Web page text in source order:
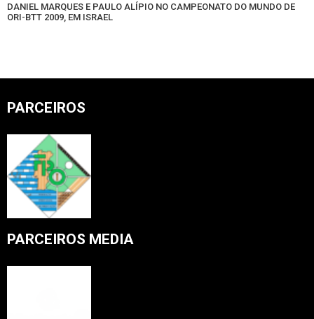
DANIEL MARQUES E PAULO ALÍPIO NO CAMPEONATO DO MUNDO DE
ORI-BTT 2009, EM ISRAEL
PARCEIROS
PARCEIROS MEDIA